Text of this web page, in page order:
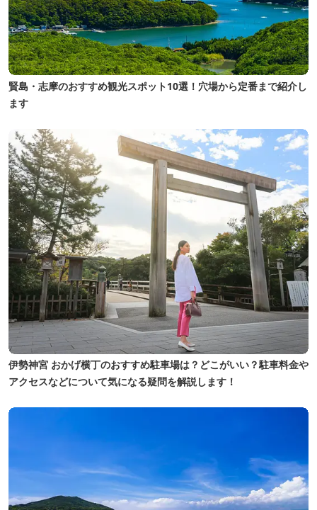
賢島・志摩のおすすめ観光スポット10選！穴場から定番まで紹介し
ます
伊勢神宮 おかげ横丁のおすすめ駐車場は？どこがいい？駐車料金や
アクセスなどについて気になる疑問を解説します！